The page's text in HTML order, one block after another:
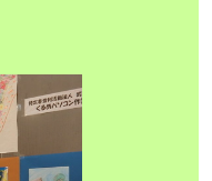
ンターつ
人も共に生き
ます